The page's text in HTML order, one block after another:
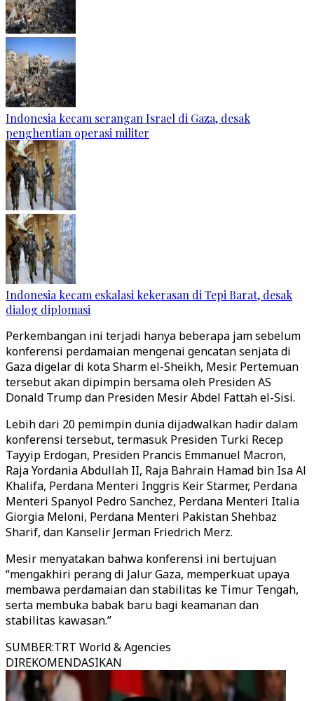
Indonesia kecam serangan Israel di Gaza, desak
penghentian operasi militer
Indonesia kecam eskalasi kekerasan di Tepi Barat, desak
dialog diplomasi
Perkembangan ini terjadi hanya beberapa jam sebelum
konferensi perdamaian mengenai gencatan senjata di
Gaza digelar di kota Sharm el-Sheikh, Mesir. Pertemuan
tersebut akan dipimpin bersama oleh Presiden AS
Donald Trump dan Presiden Mesir Abdel Fattah el-Sisi.
Lebih dari 20 pemimpin dunia dijadwalkan hadir dalam
konferensi tersebut, termasuk Presiden Turki Recep
Tayyip Erdogan, Presiden Prancis Emmanuel Macron,
Raja Yordania Abdullah II, Raja Bahrain Hamad bin Isa Al
Khalifa, Perdana Menteri Inggris Keir Starmer, Perdana
Menteri Spanyol Pedro Sanchez, Perdana Menteri Italia
Giorgia Meloni, Perdana Menteri Pakistan Shehbaz
Sharif, dan Kanselir Jerman Friedrich Merz.
Mesir menyatakan bahwa konferensi ini bertujuan
“mengakhiri perang di Jalur Gaza, memperkuat upaya
membawa perdamaian dan stabilitas ke Timur Tengah,
serta membuka babak baru bagi keamanan dan
stabilitas kawasan.”
SUMBER:TRT World & Agencies
DIREKOMENDASIKAN